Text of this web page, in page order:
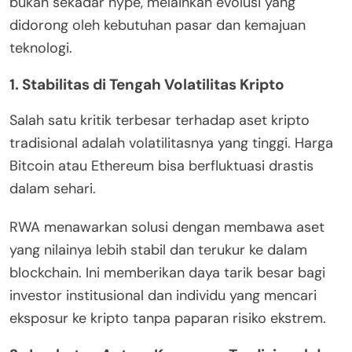
didorong oleh kebutuhan pasar dan kemajuan
teknologi.
1. Stabilitas di Tengah Volatilitas Kripto
Salah satu kritik terbesar terhadap aset kripto
tradisional adalah volatilitasnya yang tinggi. Harga
Bitcoin atau Ethereum bisa berfluktuasi drastis
dalam sehari.
RWA menawarkan solusi dengan membawa aset
yang nilainya lebih stabil dan terukur ke dalam
blockchain. Ini memberikan daya tarik besar bagi
investor institusional dan individu yang mencari
eksposur ke kripto tanpa paparan risiko ekstrem.